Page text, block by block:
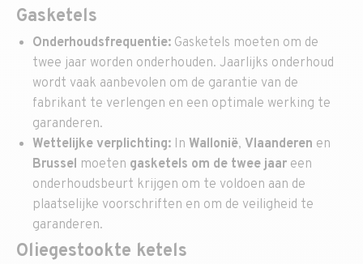
Gasketels
Onderhoudsfrequentie: Gasketels moeten om de
twee jaar worden onderhouden. Jaarlijks onderhoud
wordt vaak aanbevolen om de garantie van de
fabrikant te verlengen en een optimale werking te
garanderen.
Wettelijke verplichting: In Wallonië, Vlaanderen en
Brussel moeten gasketels om de twee jaar een
onderhoudsbeurt krijgen om te voldoen aan de
plaatselijke voorschriften en om de veiligheid te
garanderen.
Oliegestookte ketels